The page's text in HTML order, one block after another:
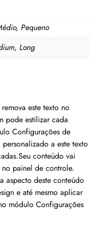
Pequeno
Long
este texto no
pode estilizar cada
Configurações de
a este texto
conteúdo vai
painel de controle.
aspecto deste conteúdo
e até mesmo aplicar
módulo Configurações